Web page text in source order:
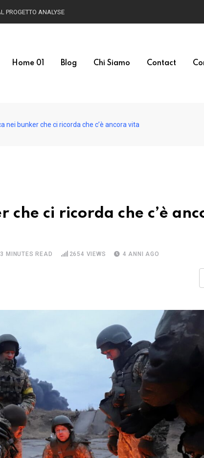
Home 01 Blog Chi Siamo Contact
nei bunker che ci ricorda che c’è ancora vita
che ci ricorda che c’è
3 MINUTES READ 2654 VIEWS 4 ANNI AGO